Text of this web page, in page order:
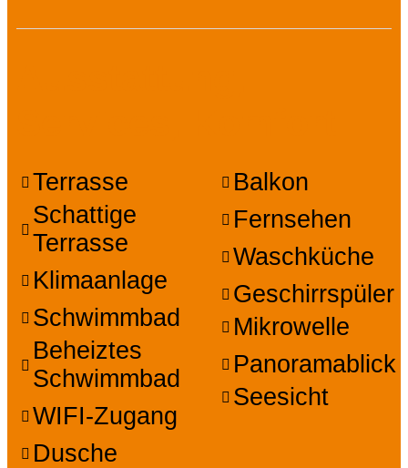
Terrasse
Schattige
Terrasse
Klimaanlage
Schwimmbad
Beheiztes
Schwimmbad
WIFI-Zugang
Dusche
Balkon
Fernsehen
Waschküche
Geschirrspüler
Mikrowelle
Panoramablick
Seesicht